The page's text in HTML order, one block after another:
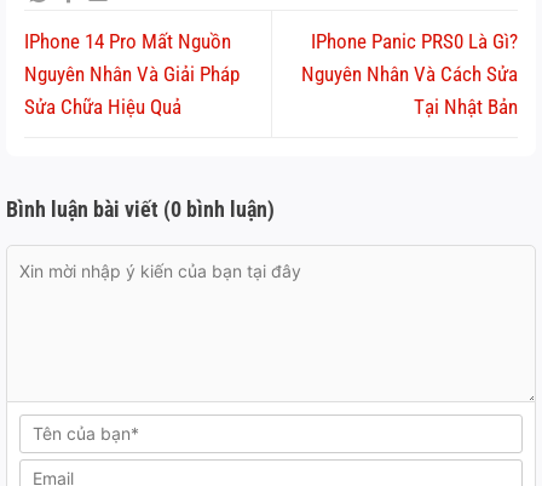
IPhone 14 Pro Mất Nguồn
Nguyên Nhân Và Giải Pháp
Sửa Chữa Hiệu Quả
IPhone Panic PRS0 Là Gì?
Nguyên Nhân Và Cách Sửa
Tại Nhật Bản
Bình luận bài viết (0 bình luận)